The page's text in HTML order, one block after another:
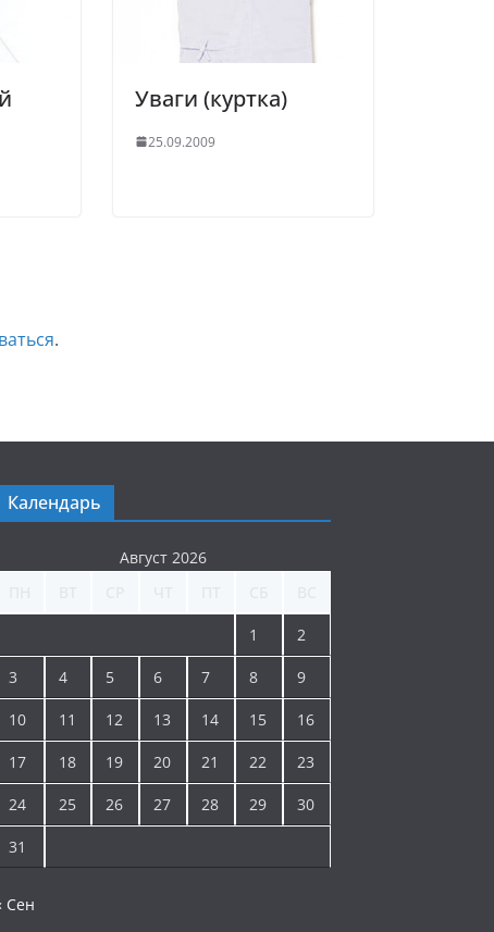
Уваги (куртка)
25.09.2009
.
Календарь
Август 2026
1 2
3 4 5 6 7 8 9
10 11 12 13 14 15 16
17 18 19 20 21 22 23
24 25 26 27 28 29 30
31
Сен